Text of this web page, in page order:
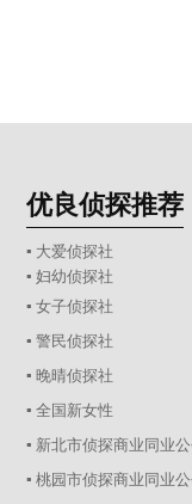
优良侦探推荐
▪ 大爱侦探社
▪ 妇幼侦探社
▪ 女子侦探社
▪ 警民侦探社
▪ 晚晴侦探社
▪ 全国新女性
▪ 新北市侦探商业同业
▪ 桃园市侦探商业同业